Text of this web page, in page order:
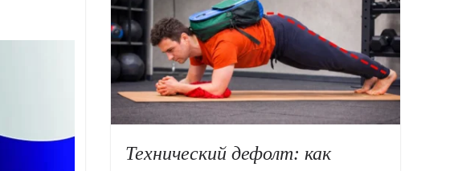
Технический дефолт: как